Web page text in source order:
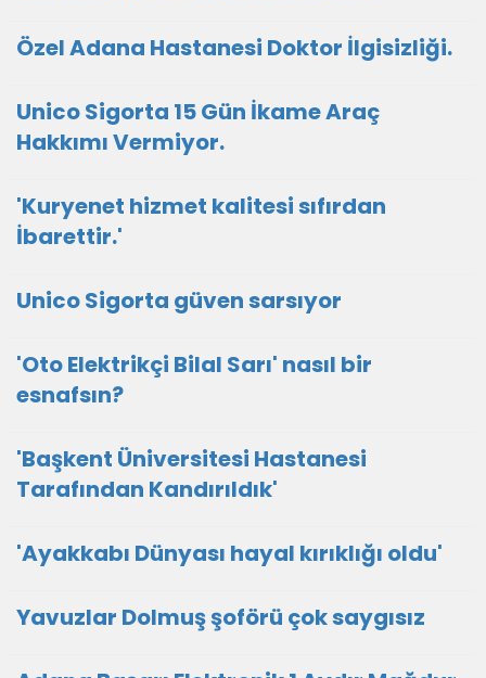
Özel Adana Hastanesi Doktor İlgisizliği.
Unico Sigorta 15 Gün İkame Araç
Hakkımı Vermiyor.
'Kuryenet hizmet kalitesi sıfırdan
İbarettir.'
Unico Sigorta güven sarsıyor
'Oto Elektrikçi Bilal Sarı' nasıl bir
esnafsın?
'Başkent Üniversitesi Hastanesi
Tarafından Kandırıldık'
'Ayakkabı Dünyası hayal kırıklığı oldu'
Yavuzlar Dolmuş şoförü çok saygısız